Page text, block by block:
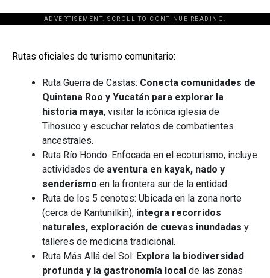
ADVERTISEMENT. SCROLL TO CONTINUE READING.
[adsforwp id="243463"]
Rutas oficiales de turismo comunitario:
Ruta Guerra de Castas: Conecta comunidades de
Quintana Roo y Yucatán para explorar la
historia maya, visitar la icónica iglesia de
Tihosuco y escuchar relatos de combatientes
ancestrales.
Ruta Río Hondo: Enfocada en el ecoturismo, incluye
actividades de aventura en kayak, nado y
senderismo en la frontera sur de la entidad.
Ruta de los 5 cenotes: Ubicada en la zona norte
(cerca de Kantunilkín), integra recorridos
naturales, exploración de cuevas inundadas y
talleres de medicina tradicional.
Ruta Más Allá del Sol: Explora la biodiversidad
profunda y la gastronomía local de las zonas